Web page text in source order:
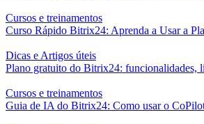
Cursos e treinamentos
Curso Rápido Bitrix24: Aprenda a Usar a
Dicas e Artigos úteis
Plano gratuito do Bitrix24: funcionalidades,
Cursos e treinamentos
Guia de IA do Bitrix24: Como usar o